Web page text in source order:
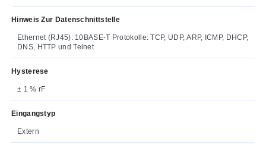
Hinweis Zur Datenschnittstelle
Ethernet (RJ45): 10BASE-T Protokolle: TCP, UDP, ARP, ICMP, DHCP,
DNS, HTTP und Telnet
Hysterese
± 1 % rF
Eingangstyp
Extern